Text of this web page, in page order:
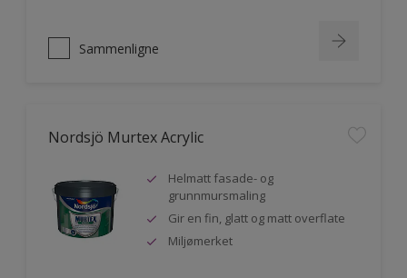
Sammenligne
Nordsjö Murtex Acrylic
Helmatt fasade- og
grunnmursmaling
Gir en fin, glatt og matt overflate
Miljømerket